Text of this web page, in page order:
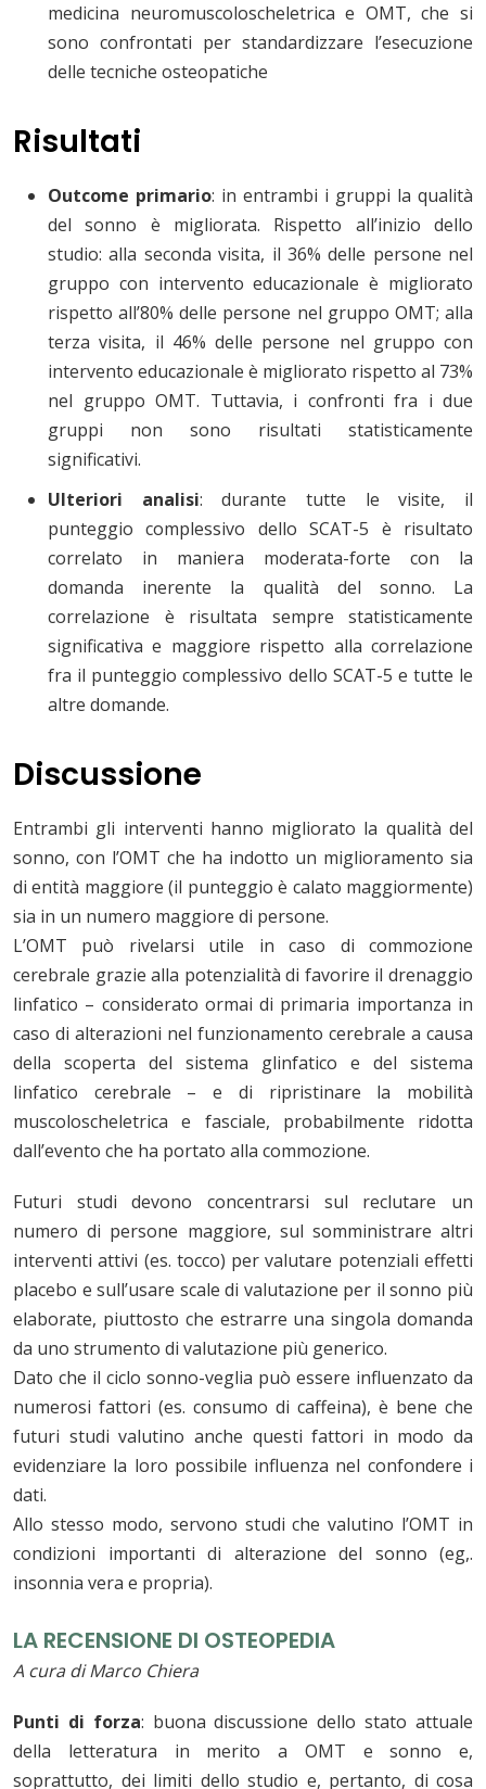
medicina neuromuscoloscheletrica e OMT, che si
sono confrontati per standardizzare l’esecuzione
delle tecniche osteopatiche
Risultati
Outcome primario: in entrambi i gruppi la qualità
del sonno è migliorata. Rispetto all’inizio dello
studio: alla seconda visita, il 36% delle persone nel
gruppo con intervento educazionale è migliorato
rispetto all’80% delle persone nel gruppo OMT; alla
terza visita, il 46% delle persone nel gruppo con
intervento educazionale è migliorato rispetto al 73%
nel gruppo OMT. Tuttavia, i confronti fra i due
gruppi non sono risultati statisticamente
significativi.
Ulteriori analisi: durante tutte le visite, il
punteggio complessivo dello SCAT-5 è risultato
correlato in maniera moderata-forte con la
domanda inerente la qualità del sonno. La
correlazione è risultata sempre statisticamente
significativa e maggiore rispetto alla correlazione
fra il punteggio complessivo dello SCAT-5 e tutte le
altre domande.
Discussione
Entrambi gli interventi hanno migliorato la qualità del
sonno, con l’OMT che ha indotto un miglioramento sia
di entità maggiore (il punteggio è calato maggiormente)
sia in un numero maggiore di persone.
L’OMT può rivelarsi utile in caso di commozione
cerebrale grazie alla potenzialità di favorire il drenaggio
linfatico – considerato ormai di primaria importanza in
caso di alterazioni nel funzionamento cerebrale a causa
della scoperta del sistema glinfatico e del sistema
linfatico cerebrale – e di ripristinare la mobilità
muscoloscheletrica e fasciale, probabilmente ridotta
dall’evento che ha portato alla commozione.
Futuri studi devono concentrarsi sul reclutare un
numero di persone maggiore, sul somministrare altri
interventi attivi (es. tocco) per valutare potenziali effetti
placebo e sull’usare scale di valutazione per il sonno più
elaborate, piuttosto che estrarre una singola domanda
da uno strumento di valutazione più generico.
Dato che il ciclo sonno-veglia può essere influenzato da
numerosi fattori (es. consumo di caffeina), è bene che
futuri studi valutino anche questi fattori in modo da
evidenziare la loro possibile influenza nel confondere i
dati.
Allo stesso modo, servono studi che valutino l’OMT in
condizioni importanti di alterazione del sonno (eg,.
insonnia vera e propria).
LA RECENSIONE DI OSTEOPEDIA
A cura di Marco Chiera
Punti di forza: buona discussione dello stato attuale
della letteratura in merito a OMT e sonno e,
soprattutto, dei limiti dello studio e, pertanto, di cosa